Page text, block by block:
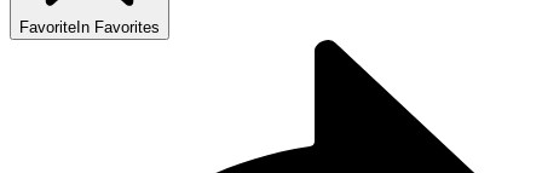
Favorite In Favorites